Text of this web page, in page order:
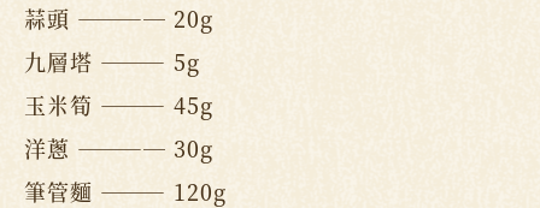
蒜頭 ———— 20g
九層塔 ——— 5g
玉米筍 ——— 45g
洋蔥 ———— 30g
筆管麵 ——— 120g